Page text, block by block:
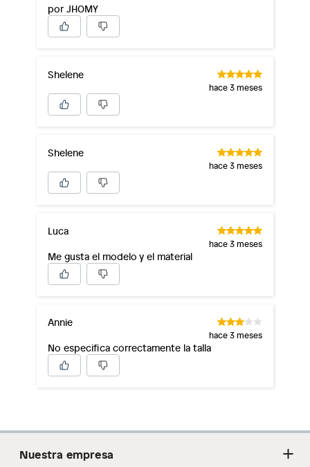
por JHOMY
Shelene
hace 3 meses
Shelene
hace 3 meses
Luca
hace 3 meses
Me gusta el modelo y el material
Annie
hace 3 meses
No especifica correctamente la talla
Nuestra empresa